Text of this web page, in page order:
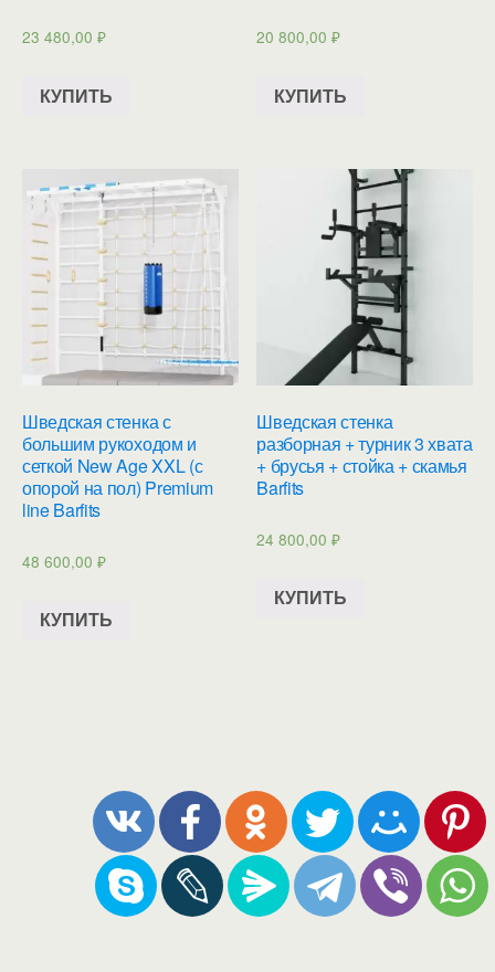
23 480,00 ₽
КУПИТЬ
20 800,00₽
КУПИТЬ
Шведская стенка с
большим рукоходом и
сеткой New Age XXL (с
опорой на пол) Premium
line Barfits
48 600,00 ₽
КУПИТЬ
Шведская стенка
разборная + турник 3 хвата
+ брусья + стойка + скамья
Barfits
24 800,00₽
КУПИТЬ